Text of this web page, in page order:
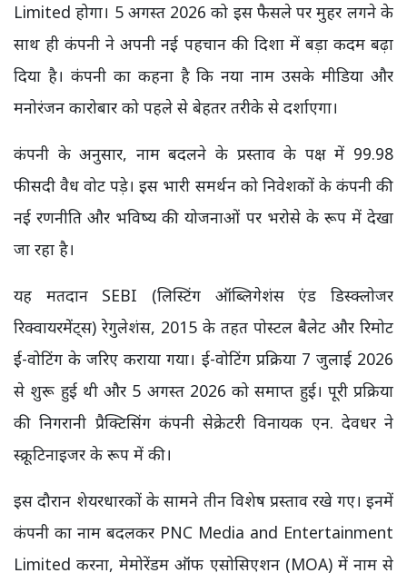
Limited होगा। 5 अगस्त 2026 को इस फैसले पर मुहर लगने के
साथ ही कंपनी ने अपनी नई पहचान की दिशा में बड़ा कदम बढ़ा
दिया है। कंपनी का कहना है कि नया नाम उसके मीडिया और
मनोरंजन कारोबार को पहले से बेहतर तरीके से दर्शाएगा।
कंपनी के अनुसार, नाम बदलने के प्रस्ताव के पक्ष में 99.98
फीसदी वैध वोट पड़े। इस भारी समर्थन को निवेशकों के कंपनी की
नई रणनीति और भविष्य की योजनाओं पर भरोसे के रूप में देखा
जा रहा है।
यह मतदान SEBI (लिस्टिंग ऑब्लिगेशंस एंड डिस्क्लोजर
रिक्वायरमेंट्स) रेगुलेशंस, 2015 के तहत पोस्टल बैलेट और रिमोट
ई-वोटिंग के जरिए कराया गया। ई-वोटिंग प्रक्रिया 7 जुलाई 2026
से शुरू हुई थी और 5 अगस्त 2026 को समाप्त हुई। पूरी प्रक्रिया
की निगरानी प्रैक्टिसिंग कंपनी सेक्रेटरी विनायक एन. देवधर ने
स्क्रूटिनाइजर के रूप में की।
इस दौरान शेयरधारकों के सामने तीन विशेष प्रस्ताव रखे गए। इनमें
कंपनी का नाम बदलकर PNC Media and Entertainment
Limited करना, मेमोरेंडम ऑफ एसोसिएशन (MOA) में नाम से